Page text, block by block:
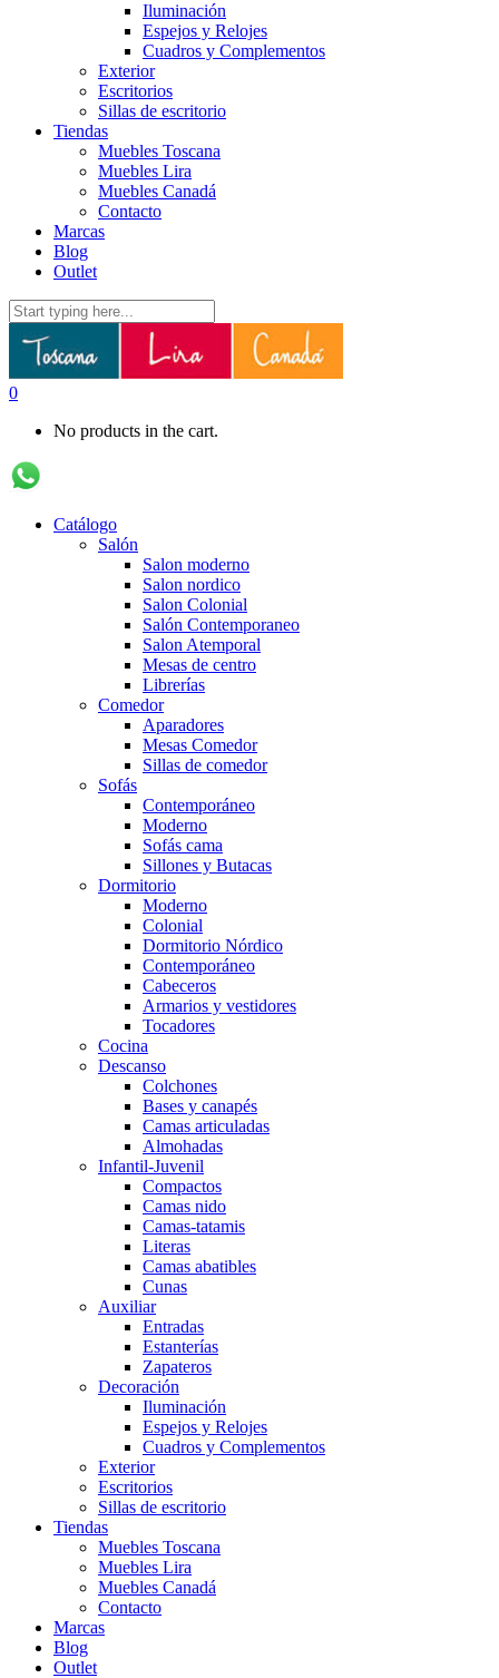
Iluminación
Espejos y Relojes
Cuadros y Complementos
Exterior
Escritorios
Sillas de escritorio
Tiendas
Muebles Toscana
Muebles Lira
Muebles Canadá
Contacto
Marcas
Blog
Outlet
0
No products in the cart.
Catálogo
Salón
Salon moderno
Salon nordico
Salon Colonial
Salón Contemporaneo
Salon Atemporal
Mesas de centro
Librerías
Comedor
Aparadores
Mesas Comedor
Sillas de comedor
Sofás
Contemporáneo
Moderno
Sofás cama
Sillones y Butacas
Dormitorio
Moderno
Colonial
Dormitorio Nórdico
Contemporáneo
Cabeceros
Armarios y vestidores
Tocadores
Cocina
Descanso
Colchones
Bases y canapés
Camas articuladas
Almohadas
Infantil-Juvenil
Compactos
Camas nido
Camas-tatamis
Literas
Camas abatibles
Cunas
Auxiliar
Entradas
Estanterías
Zapateros
Decoración
Iluminación
Espejos y Relojes
Cuadros y Complementos
Exterior
Escritorios
Sillas de escritorio
Tiendas
Muebles Toscana
Muebles Lira
Muebles Canadá
Contacto
Marcas
Blog
Outlet